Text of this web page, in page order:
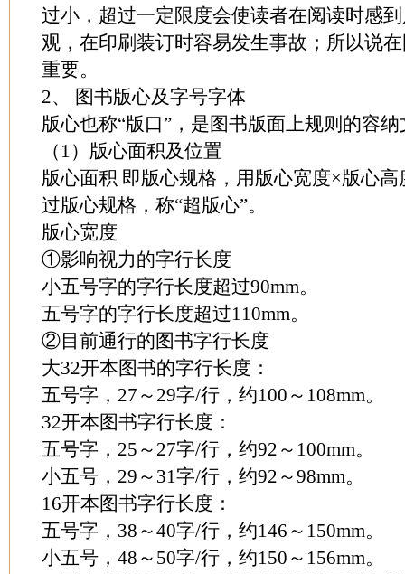
过小，超过一定限度会使读者在阅读时感
观，在印刷装订时容易发生事故；所以说
重要。
2、 图书版心及字号字体
版心也称“版口”，是图书版面上规则的容
（1）版心面积及位置
版心面积 即版心规格，用版心宽度×版心
过版心规格，称“超版心”。
版心宽度
①影响视力的字行长度
小五号字的字行长度超过90mm。
五号字的字行长度超过110mm。
②目前通行的图书字行长度
大32开本图书的字行长度：
五号字，27～29字/行，约100～108mm。
32开本图书字行长度：
五号字，25～27字/行，约92～100mm。
小五号，29～31字/行，约92～98mm。
16开本图书字行长度：
五号字，38～40字/行，约146～150mm。
小五号，48～50字/行，约150～156mm。